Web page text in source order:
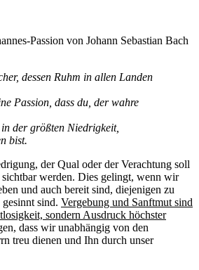
Passion von Johann Sebastian Bach
dessen Ruhm in allen Landen
Passion, dass du, der wahre
der größten Niedrigkeit,
bist.
der Qual oder der Verachtung soll
sichtbar werden. Dies gelingt, wenn wir
und auch bereit sind, diejenigen zu
sind. Vergebung und Sanftmut sind
sondern Ausdruck höchster
dass wir unabhängig von den
treu dienen und Ihn durch unser